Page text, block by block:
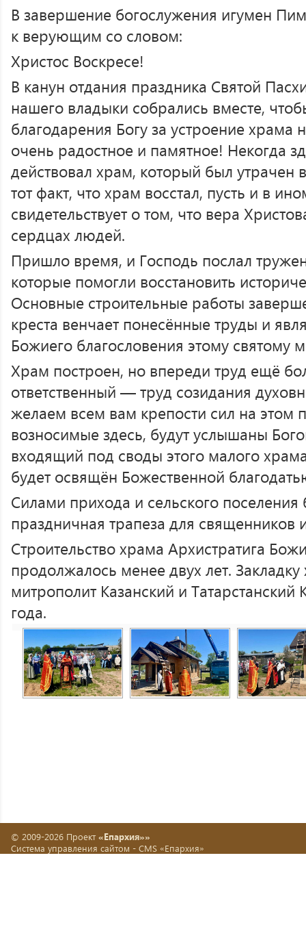
В завершение богослужения игумен
к верующим со словом:
Христос Воскресе!
В канун отдания праздника Святой
нашего владыки собрались вместе,
благодарения Богу за устроение храма
очень радостное и памятное! Некогда
действовал храм, который был утрачен
тот факт, что храм восстал, пусть и в
свидетельствует о том, что вера
сердцах людей.
Пришло время, и Господь послал
которые помогли восстановить
Основные строительные работы
креста венчает понесённые труды и
Божиего благословения этому святому
Храм построен, но впереди труд ещё
ответственный — труд созидания
желаем всем вам крепости сил на этом
возносимые здесь, будут услышаны
входящий под своды этого малого
будет освящён Божественной
Силами прихода и сельского
праздничная трапеза для священников
Строительство храма Архистратига
продолжалось менее двух лет.
митрополит Казанский и Татарстанский
года.
© 2009-2026 Проект «Епархия»»
Система управления сайтом - CMS «Епархия»